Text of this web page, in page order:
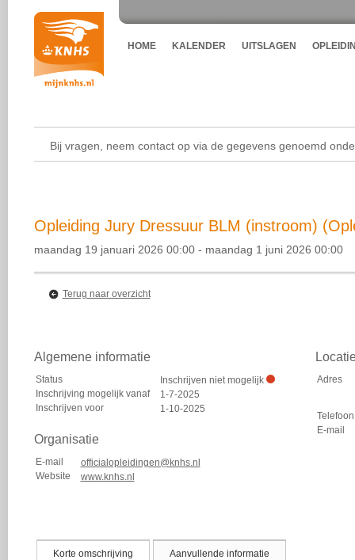
HOME KALENDER UITSLAGEN
Bij vragen, neem contact op via de gegevens genoemd
Opleiding Jury Dressuur BLM (instroom)
maandag 19 januari 2026 00:00 - maandag 1 juni 2026 00:00
Terug naar overzicht
Algemene informatie
Status
Inschrijven niet mogelijk
Inschrijving mogelijk vanaf
1-7-2025
Inschrijven voor
1-10-2025
Organisatie
E-mail
officialopleidingen@knhs.nl
Website
www.knhs.nl
Adres
Telefoon
E-mail
Korte omschrijving Aanvullende informatie